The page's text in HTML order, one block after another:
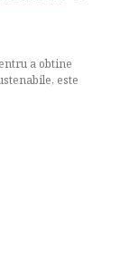
a obtine
este